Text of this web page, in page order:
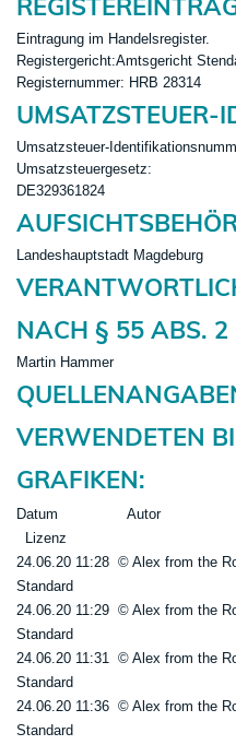
Eintragung im Handelsregister.
Registergericht:Amtsgericht
Registernummer: HRB 28314
UMSATZSTEUER-
Umsatzsteuer-
Umsatzsteuergesetz:
DE329361824
Landeshauptstadt Magdeburg
NACH § 55 ABS. 2
Martin Hammer
VERWENDETEN
GRAFIKEN:
Datum
Lizenz
24.06.20 11:28 © Alex from the
Standard
24.06.20 11:29 © Alex from the
Standard
24.06.20 11:31 © Alex from the
Standard
24.06.20 11:36 © Alex from the
Standard